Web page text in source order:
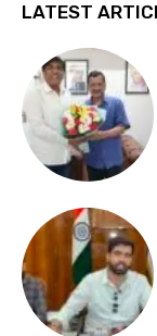
LATEST